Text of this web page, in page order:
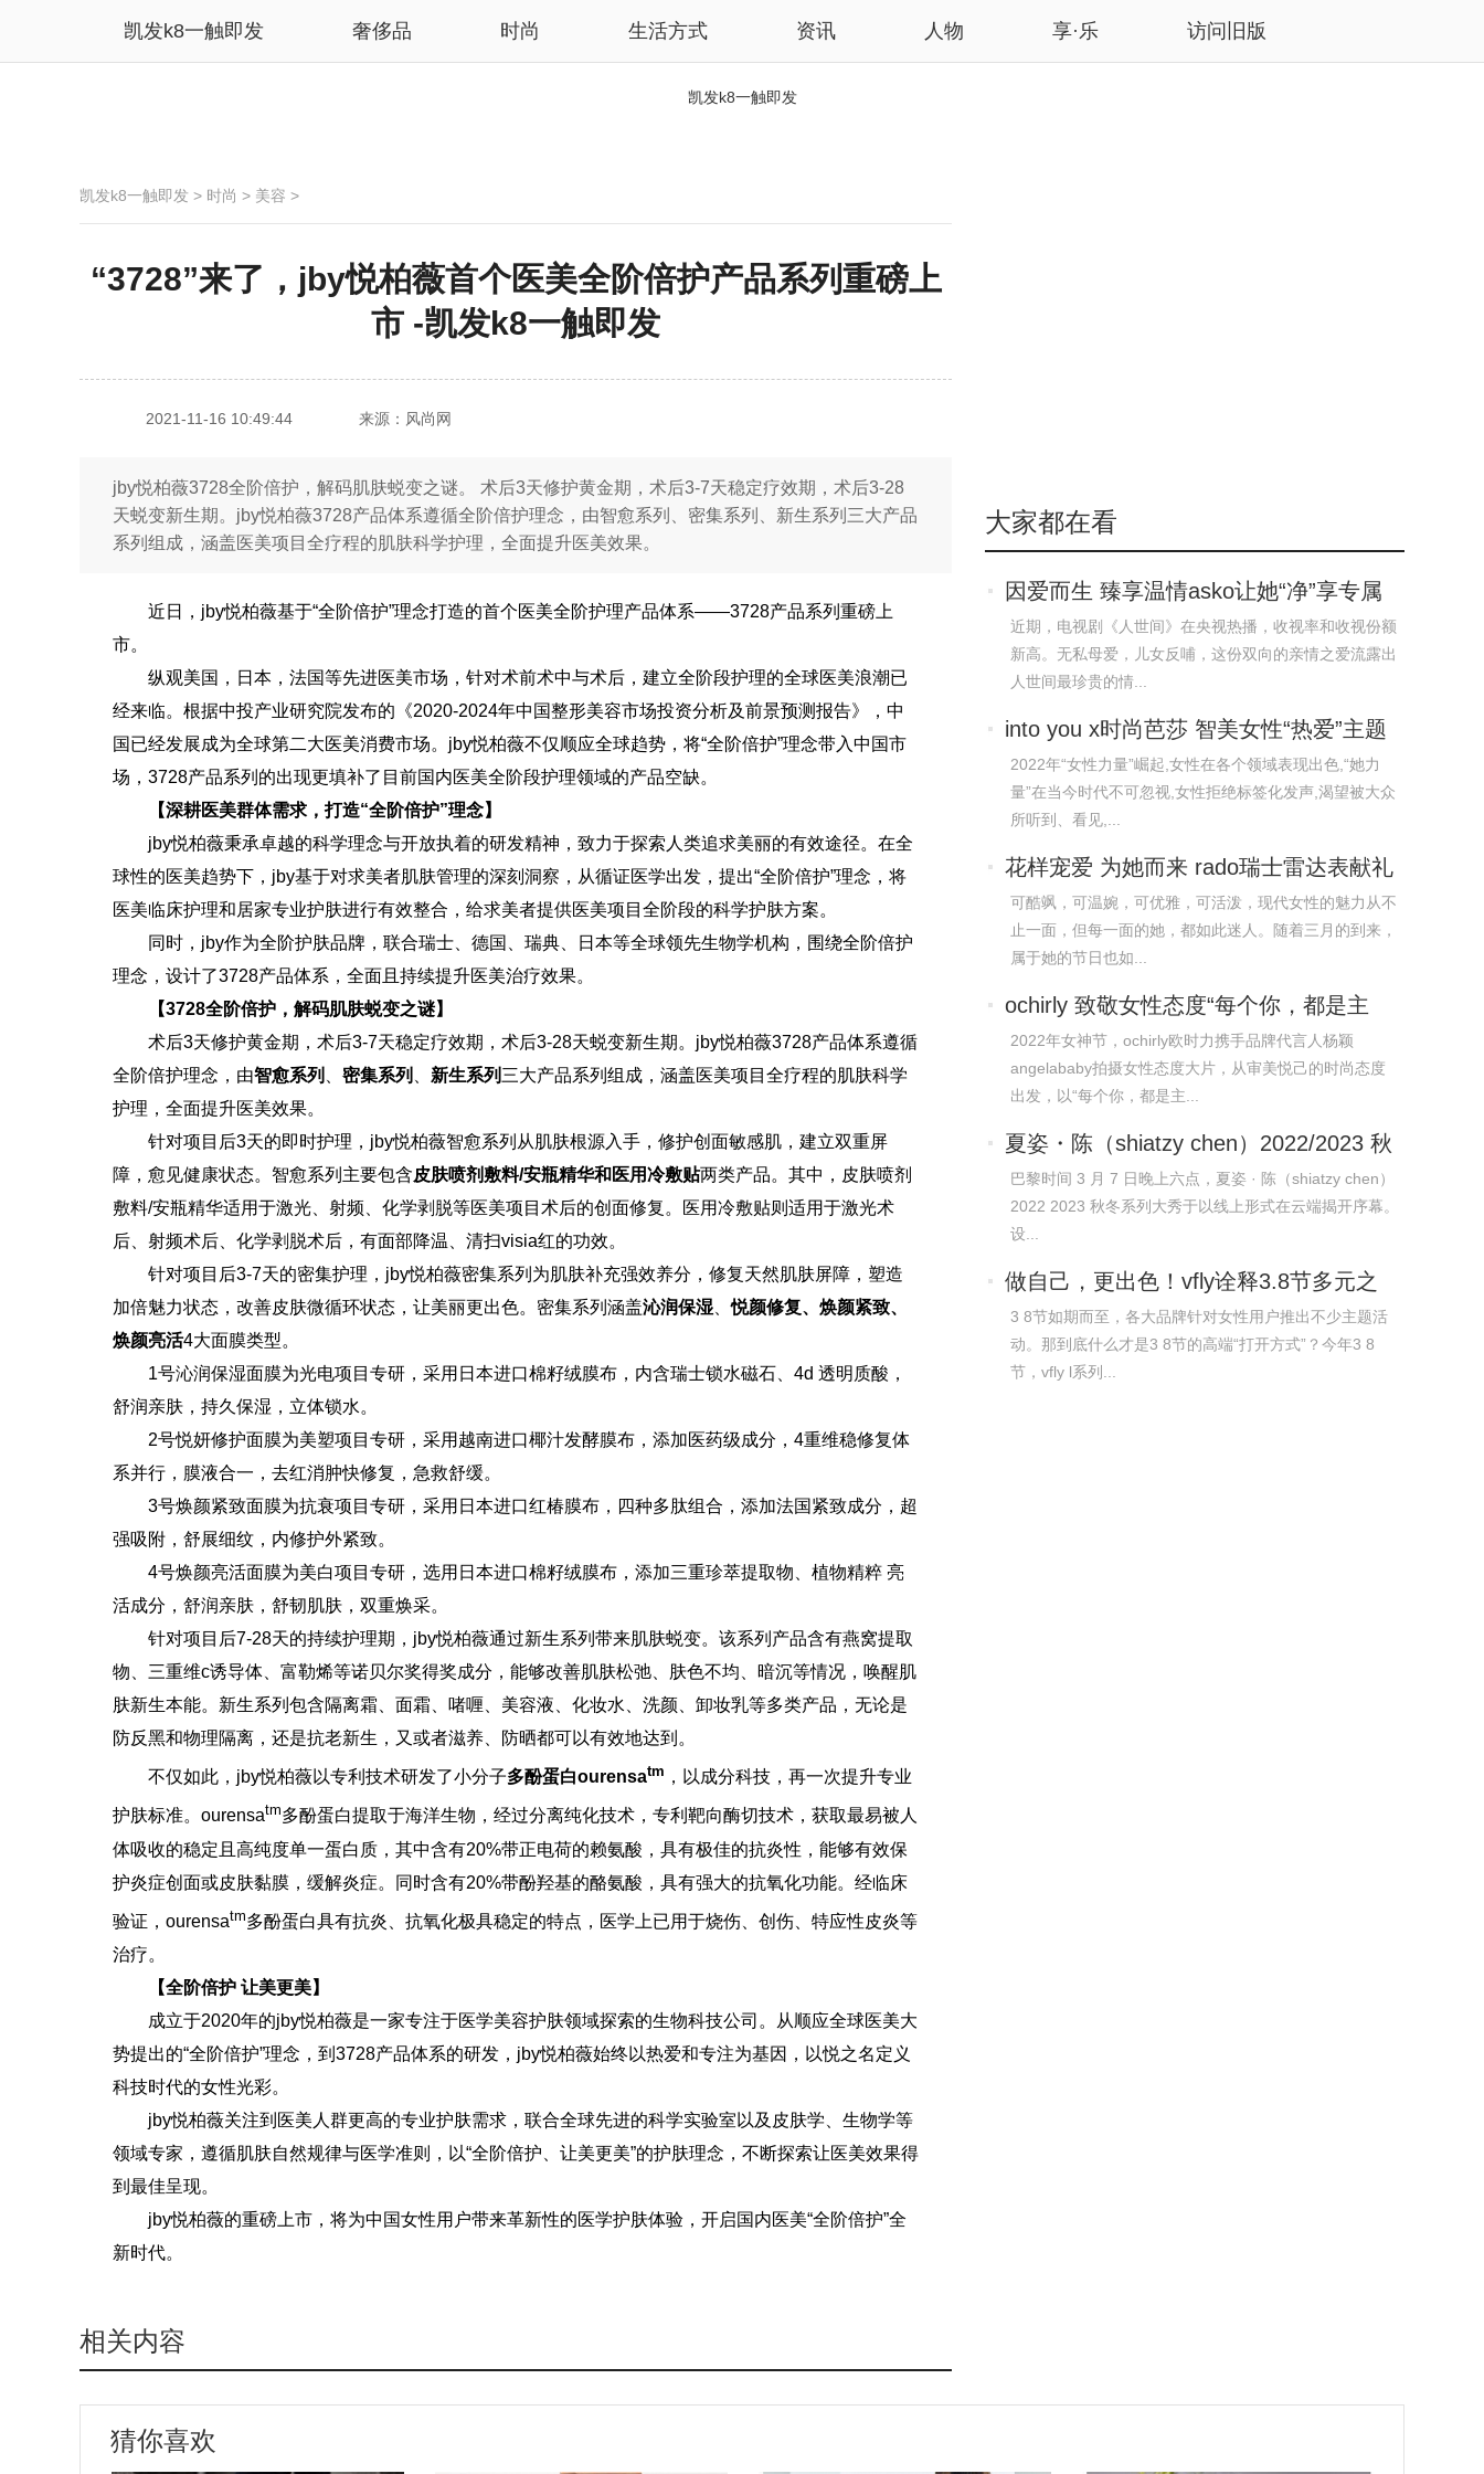
凯发k8一触即发 奢侈品 时尚 生活方式 资讯 人物 享·乐 访问旧版
凯发k8一触即发
凯发k8一触即发 > 时尚 > 美容 >
“3728”来了，jby悦柏薇首个医美全阶倍护产品系列重磅上
市 -凯发k8一触即发
2021-11-16 10:49:44 来源：风尚网
jby悦柏薇3728全阶倍护，解码肌肤蜕变之谜。 术后3天修护黄金期，术后3-7天稳定疗效期，术后3-28
天蜕变新生期。jby悦柏薇3728产品体系遵循全阶倍护理念，由智愈系列、密集系列、新生系列三大产品
系列组成，涵盖医美项目全疗程的肌肤科学护理，全面提升医美效果。
近日，jby悦柏薇基于“全阶倍护”理念打造的首个医美全阶护理产品体系——3728产品系列重磅上
市。
纵观美国，日本，法国等先进医美市场，针对术前术中与术后，建立全阶段护理的全球医美浪潮已
经来临。根据中投产业研究院发布的《2020-2024年中国整形美容市场投资分析及前景预测报告》，中
国已经发展成为全球第二大医美消费市场。jby悦柏薇不仅顺应全球趋势，将“全阶倍护”理念带入中国市
场，3728产品系列的出现更填补了目前国内医美全阶段护理领域的产品空缺。
【深耕医美群体需求，打造“全阶倍护”理念】
jby悦柏薇秉承卓越的科学理念与开放执着的研发精神，致力于探索人类追求美丽的有效途径。在全
球性的医美趋势下，jby基于对求美者肌肤管理的深刻洞察，从循证医学出发，提出“全阶倍护”理念，将
医美临床护理和居家专业护肤进行有效整合，给求美者提供医美项目全阶段的科学护肤方案。
同时，jby作为全阶护肤品牌，联合瑞士、德国、瑞典、日本等全球领先生物学机构，围绕全阶倍护
理念，设计了3728产品体系，全面且持续提升医美治疗效果。
【3728全阶倍护，解码肌肤蜕变之谜】
术后3天修护黄金期，术后3-7天稳定疗效期，术后3-28天蜕变新生期。jby悦柏薇3728产品体系遵循
全阶倍护理念，由智愈系列 密集系列 新生系列 三大产品系列组成，涵盖医美项目全疗程的肌肤科学
护理，全面提升医美效果。
针对项目后3天的即时护理，jby悦柏薇智愈系列从肌肤根源入手，修护创面敏感肌，建立双重屏
障，愈见健康状态。智愈系列主要包含皮肤喷剂敷料/安瓶精华和医用冷敷贴两类产品。其中，皮肤喷剂
敷料/安瓶精华适用于激光、射频、化学剥脱等医美项目术后的创面修复。医用冷敷贴则适用于激光术
后、射频术后、化学剥脱术后，有面部降温、清扫visia红的功效。
针对项目后3-7天的密集护理，jby悦柏薇密集系列为肌肤补充强效养分，修复天然肌肤屏障，塑造
加倍魅力状态，改善皮肤微循环状态，让美丽更出色。密集系列涵盖沁润保湿 、悦颜修复、焕颜紧致、
焕颜亮活4大面膜类型。
1号沁润保湿面膜为光电项目专研，采用日本进口棉籽绒膜布，内含瑞士锁水磁石、4d 透明质酸，
舒润亲肤，持久保湿，立体锁水。
2号悦妍修护面膜为美塑项目专研，采用越南进口椰汁发酵膜布，添加医药级成分，4重维稳修复体
系并行，膜液合一，去红消肿快修复，急救舒缓。
3号焕颜紧致面膜为抗衰项目专研，采用日本进口红椿膜布，四种多肽组合，添加法国紧致成分，超
强吸附，舒展细纹，内修护外紧致。
4号焕颜亮活面膜为美白项目专研，选用日本进口棉籽绒膜布，添加三重珍萃提取物、植物精粹 亮
活成分，舒润亲肤，舒韧肌肤，双重焕采。
针对项目后7-28天的持续护理期，jby悦柏薇通过新生系列带来肌肤蜕变。该系列产品含有燕窝提取
物、三重维c诱导体、富勒烯等诺贝尔奖得奖成分，能够改善肌肤松弛、肤色不均、暗沉等情况，唤醒肌
肤新生本能。新生系列包含隔离霜、面霜、啫喱、美容液、化妆水、洗颜、卸妆乳等多类产品，无论是
防反黑和物理隔离，还是抗老新生，又或者滋养、防晒都可以有效地达到。
不仅如此，jby悦柏薇以专利技术研发了小分子多酚蛋白ourensatm ，以成分科技，再一次提升专业
护肤标准。ourensatm多酚蛋白提取于海洋生物，经过分离纯化技术，专利靶向酶切技术，获取最易被人
体吸收的稳定且高纯度单一蛋白质，其中含有20%带正电荷的赖氨酸，具有极佳的抗炎性，能够有效保
护炎症创面或皮肤黏膜，缓解炎症。同时含有20%带酚羟基的酪氨酸，具有强大的抗氧化功能。经临床
验证，ourensatm多酚蛋白具有抗炎、抗氧化极具稳定的特点，医学上已用于烧伤、创伤、特应性皮炎等
治疗。
【全阶倍护 让美更美】
成立于2020年的jby悦柏薇是一家专注于医学美容护肤领域探索的生物科技公司。从顺应全球医美大
势提出的“全阶倍护”理念，到3728产品体系的研发，jby悦柏薇始终以热爱和专注为基因，以悦之名定义
科技时代的女性光彩。
jby悦柏薇关注到医美人群更高的专业护肤需求，联合全球先进的科学实验室以及皮肤学、生物学等
领域专家，遵循肌肤自然规律与医学准则，以“全阶倍护、让美更美”的护肤理念，不断探索让医美效果得
到最佳呈现。
jby悦柏薇的重磅上市，将为中国女性用户带来革新性的医学护肤体验，开启国内医美“全阶倍护”全
新时代。
大家都在看
因爱而生 臻享温情asko让她“净”享专属
宠爱
近期，电视剧《人世间》在央视热播，收视率和收视份额
新高。无私母爱，儿女反哺，这份双向的亲情之爱流露出
人世间最珍贵的情...
into you x时尚芭莎 智美女性“热爱”主题
论坛
2022年“女性力量”崛起,女性在各个领域表现出色,“她力
量”在当今时代不可忽视,女性拒绝标签化发声,渴望被大众
所听到、看见,...
花样宠爱 为她而来 rado瑞士雷达表献礼
女生节
可酷飒，可温婉，可优雅，可活泼，现代女性的魅力从不
止一面，但每一面的她，都如此迷人。随着三月的到来，
属于她的节日也如...
ochirly 致敬女性态度“每个你，都是主
角”
2022年女神节，ochirly欧时力携手品牌代言人杨颖
angelababy拍摄女性态度大片，从审美悦己的时尚态度
出发，以“每个你，都是主...
夏姿・陈（shiatzy chen）2022/2023 秋
冬系列
巴黎时间 3 月 7 日晚上六点，夏姿 · 陈（shiatzy chen）
2022 2023 秋冬系列大秀于以线上形式在云端揭开序幕。
设...
做自己，更出色！vfly诠释3.8节多元之
美
3 8节如期而至，各大品牌针对女性用户推出不少主题活
动。那到底什么才是3 8节的高端“打开方式”？今年3 8
节，vfly l系列...
相关内容
猜你喜欢